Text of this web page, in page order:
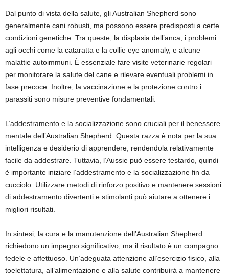
Dal punto di vista della salute, gli Australian Shepherd sono
generalmente cani robusti, ma possono essere predisposti a certe
condizioni genetiche. Tra queste, la displasia dell’anca, i problemi
agli occhi come la cataratta e la collie eye anomaly, e alcune
malattie autoimmuni. È essenziale fare visite veterinarie regolari
per monitorare la salute del cane e rilevare eventuali problemi in
fase precoce. Inoltre, la vaccinazione e la protezione contro i
parassiti sono misure preventive fondamentali.
L’addestramento e la socializzazione sono cruciali per il benessere
mentale dell’Australian Shepherd. Questa razza è nota per la sua
intelligenza e desiderio di apprendere, rendendola relativamente
facile da addestrare. Tuttavia, l’Aussie può essere testardo, quindi
è importante iniziare l’addestramento e la socializzazione fin da
cucciolo. Utilizzare metodi di rinforzo positivo e mantenere sessioni
di addestramento divertenti e stimolanti può aiutare a ottenere i
migliori risultati.
In sintesi, la cura e la manutenzione dell’Australian Shepherd
richiedono un impegno significativo, ma il risultato è un compagno
fedele e affettuoso. Un’adeguata attenzione all’esercizio fisico, alla
toelettatura, all’alimentazione e alla salute contribuirà a mantenere